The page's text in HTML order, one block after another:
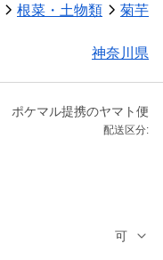
根菜・土物類 菊芋
神奈川県
ポケマル提携のヤマト便
配送区分:
可